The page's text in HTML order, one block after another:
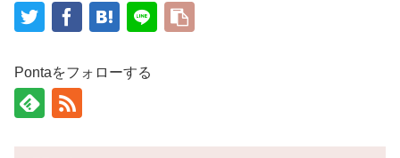
Pontaをフォローする